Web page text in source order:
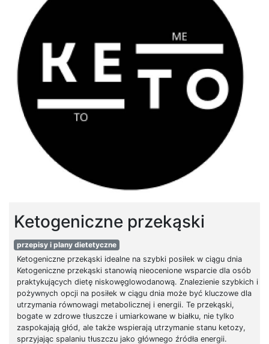
Ketogeniczne przekąski
przepisy i plany dietetyczne
Ketogeniczne przekąski idealne na szybki posiłek w ciągu dnia
Ketogeniczne przekąski stanowią nieocenione wsparcie dla osób
praktykujących dietę niskowęglowodanową. Znalezienie szybkich i
pożywnych opcji na posiłek w ciągu dnia może być kluczowe dla
utrzymania równowagi metabolicznej i energii. Te przekąski,
bogate w zdrowe tłuszcze i umiarkowane w białku, nie tylko
zaspokajają głód, ale także wspierają utrzymanie stanu ketozy,
sprzyjając spalaniu tłuszczu jako głównego źródła energii.